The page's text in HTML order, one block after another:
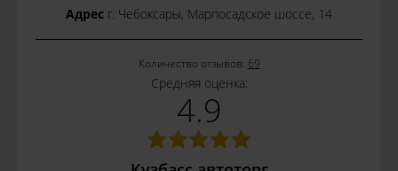
Адрес г. Чебоксары, Марпосадское шоссе, 14
Количество отзывов: 69
Средняя оценка:
4.9